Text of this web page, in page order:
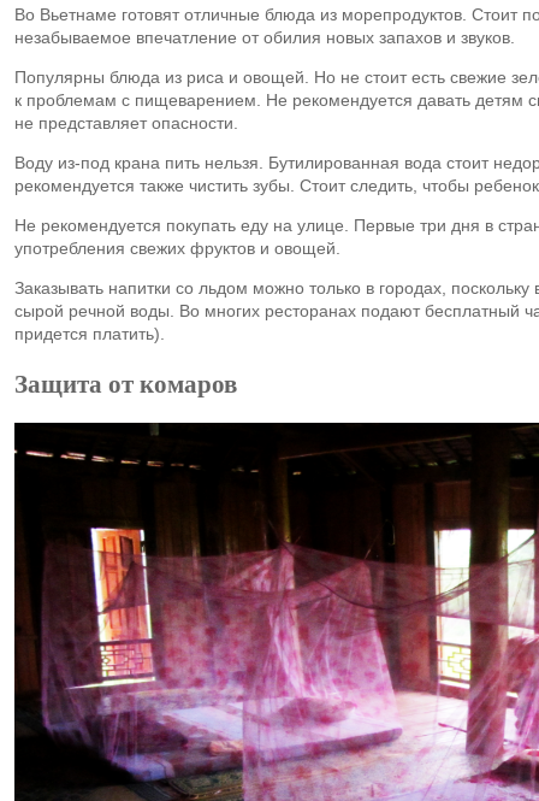
Во Вьетнаме готовят отличные блюда из морепродуктов. Стоит
незабываемое впечатление от обилия новых запахов и звуков.
Популярны блюда из риса и овощей. Но не стоит есть свежие
к проблемам с пищеварением. Не рекомендуется давать
не представляет опасности.
Воду из-под крана пить нельзя. Бутилированная вода стоит
рекомендуется также чистить зубы. Стоит следить, чтобы
Не рекомендуется покупать еду на улице. Первые три дня в
употребления свежих фруктов и овощей.
Заказывать напитки со льдом можно только в городах,
сырой речной воды. Во многих ресторанах подают бесплатный
придется платить).
Защита от комаров